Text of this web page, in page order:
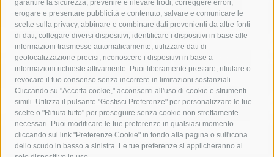
garantire la sicurezza, prevenire e rilevare frodi, correggere errori,
erogare e presentare pubblicità e contenuto, salvare e comunicare le
scelte sulla privacy, abbinare e combinare dati provenienti da altre fonti
di dati, collegare diversi dispositivi, identificare i dispositivi in base alle
informazioni trasmesse automaticamente, utilizzare dati di
geolocalizzazione precisi, riconoscere i dispositivi in base a
informazioni richieste attivamente. Puoi liberamente prestare, rifiutare o
revocare il tuo consenso senza incorrere in limitazioni sostanziali.
Cliccando su "Accetta cookie," acconsenti all'uso di cookie e strumenti
simili. Utilizza il pulsante "Gestisci Preferenze" per personalizzare le tue
scelte o "Rifiuta tutto" per proseguire senza cookie non strettamente
necessari. Puoi modificare le tue preferenze in qualsiasi momento
cliccando sul link "Preferenze Cookie" in fondo alla pagina o sull'icona
dello scudo in basso a sinistra. Le tue preferenze si applicheranno al
fondazione sorrento
gori guardia costiera
incidente
lavori
lorenzo balducelli mare
massa lubrense
massimo coppola
Meta napoli
ordinanza
penisola sorrentina
piano di sorrento
polizia municipale
protezione civile
Regione Campania
sant'agnello
sindaco cuomo
sorrento studenti temporali
treni
turismo
Vico Equense villa fiorentino vincenzo de luca